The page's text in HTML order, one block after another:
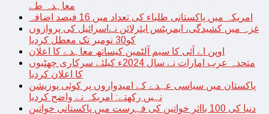
معاہدہ طے
امریکہ میں پاکستانی طلباء کی تعداد میں 16 فیصد اضافہ
غزہ میں کشیدگی، ایمریٹس ایئرلائن نےاسرائیل کی پروازوں
کو30 نومبر تک معطل کردیا
اوپن اے آئی کا سیم آلٹمین کیساتھ معاہدے کا اعلان
متحدہ عرب امارات نے سال 2024ء کیلئے سرکاری چھٹیوں
کا اعلان کردیا
پاکستان میں سیاسی عہدے کے امیدواروں پر کوئی پوزیشن
نہیں رکھتے: امریکہ نے واضح کردیا
دنیا کی 100 بااثر خواتین کی فہرست میں پاکستانی خواتین